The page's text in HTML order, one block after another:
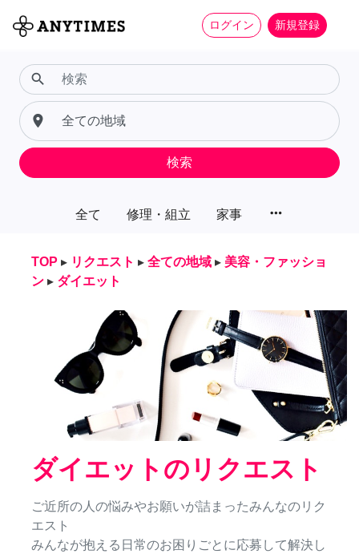
ログイン 新規登録
全て 修理・組立 家事 more_horiz
search
place
検索
TOP ▸ リクエスト ▸ 全ての地域 ▸ 美容・ファッショ
ン ▸ ダイエット
ダイエットのリクエスト
ご近所の人の悩みやお願いが詰まったみんなのリク
エスト
みんなが抱える日常のお困りごとに応募して解決し